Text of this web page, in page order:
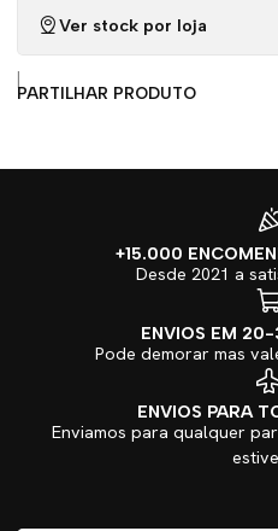
Ver stock por loja
|
PARTILHAR PRODUTO
+15.000
Desde 2021 a
ENVIOS EM
Pode demorar mas
ENVIOS PARA
Enviamos para qualquer